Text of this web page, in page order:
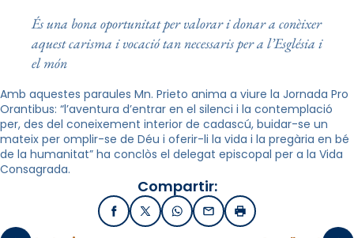
És una bona oportunitat per valorar i donar a conèixer
aquest carisma i vocació tan necessaris per a l’Església i
el món
Amb aquestes paraules Mn. Prieto anima a viure la Jornada Pro
Orantibus: “l’aventura d’entrar en el silenci i la contemplació
per, des del coneixement interior de cadascú, buidar-se un
mateix per omplir-se de Déu i oferir-li la vida i la pregària en bé
de la humanitat” ha conclòs el delegat episcopal per a la Vida
Consagrada.
Compartir:
FacebookX / TwitterWhatsApp
EmailImprimir